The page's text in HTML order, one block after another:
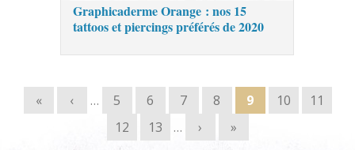
Graphicaderme Orange : nos 15
tattoos et piercings préférés de 2020
Pages
« ‹ … 5 6 7 8 9 10
11
12
13 … › »